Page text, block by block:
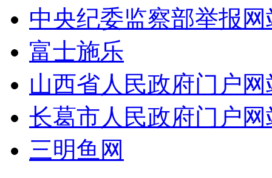
中央纪委监察部举报网
富士施乐
山西省人民政府门户网
长葛市人民政府门户网
三明鱼网